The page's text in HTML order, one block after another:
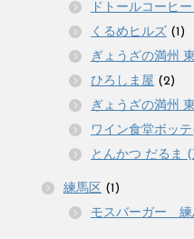
ドトールコーヒ
くるめヒルズ (1)
ぎょうざの満州
ひろしま屋 (2)
ぎょうざの満州
ワイン食堂ボッ
とんかつ だるま
練馬区 (1)
モスバーガー 練